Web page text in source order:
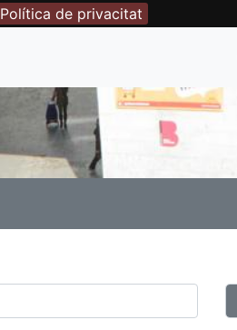
Política de privacitat